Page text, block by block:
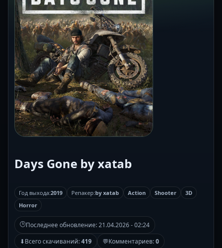
Days Gone by xatab
Год выхода:2019 Репакер:by xatab Action Shooter
3D
Horror
🕒Последнее обновление:21.04.2026 - 02:24
⬇Всего скачиваний:419 💬Комментариев:0